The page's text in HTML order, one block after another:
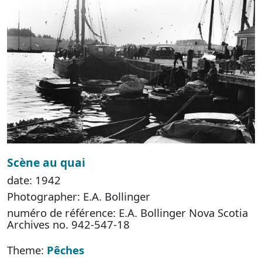
Scène au quai
date: 1942
Photographer: E.A. Bollinger
numéro de référence: E.A. Bollinger Nova Scotia
Archives no. 942-547-18
Theme: Pêches